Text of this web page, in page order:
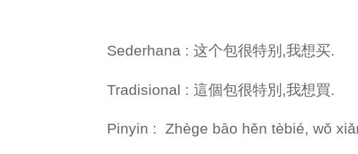
Sederhana : 这个包很特别,我想买.
Tradisional : 這個包很特別,我想買.
Pinyin : Zhège bāo hěn tèbié, wǒ